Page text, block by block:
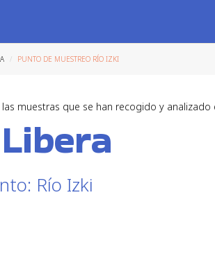
PUNTO DE MUESTREO RÍO IZKI
muestras que se han recogido y
Río Izki